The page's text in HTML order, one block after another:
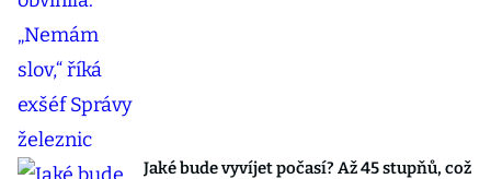
Jaké bude vyvíjet počasí? Až 45 stupňů, což